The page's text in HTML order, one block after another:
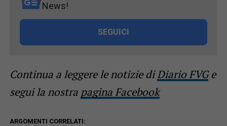
News!
SEGUICI
Continua a leggere le notizie diDiario FVGe
segui la nostra pagina Facebook
ARGOMENTI CORRELATI: